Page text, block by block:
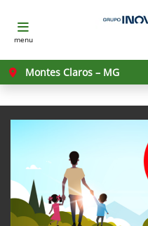
menu
Montes Claros – MG